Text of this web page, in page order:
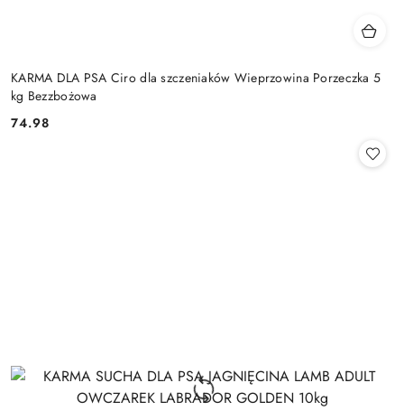
KARMA DLA PSA Ciro dla szczeniaków Wieprzowina Porzeczka 5
kg Bezzbożowa
Cena:
74.98